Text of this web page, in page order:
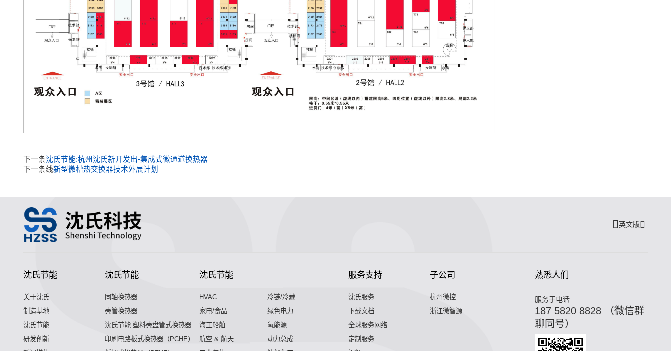
下一条沈氏节能:杭州沈氏新开发出-集成式微通道换热器
下一条线新型微槽热交换器技术外展计划
英文版
沈氏节能
关于沈氏
制造基地
沈氏节能
研发创新
沈氏节能
同轴换热器
壳管换热器
沈氏节能:塑料壳盘管式换热器
印刷电路板式换热器（PCHE）
沈氏节能
HVAC
冷链/冷藏
家电/食品
绿色电力
海工船舶
氢能源
航空 & 航天
动力总成
服务支持
沈氏服务
下载文档
全球服务网络
定制服务
子公司
杭州微控
浙江微智源
熟悉人们
服务于电话
187 5820 8828 （微信群
聊同号）